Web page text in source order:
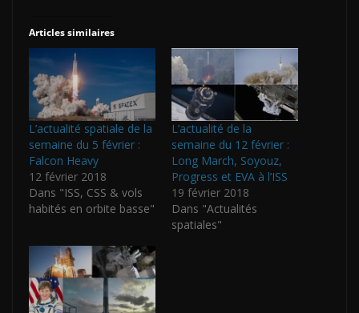
Articles similaires
L’actualité spatiale de la
semaine du 5 février :
Falcon Heavy
12 février 2018
Dans "ISS, CSS & vols
habités en orbite basse"
L’actualité de la
semaine du 12 février :
Long March, Soyouz,
Progress et EVA à l’ISS
19 février 2018
Dans "Actualités
spatiales"